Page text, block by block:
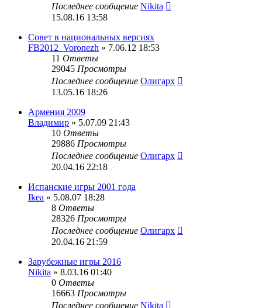
Последнее сообщение Nikita
15.08.16 13:58
Совет в национальных версиях
FB2012_Voronezh » 7.06.12 18:53
11 Ответы
29045 Просмотры
Последнее сообщение Олигарх
13.05.16 18:26
Армения 2009
Владимир » 5.07.09 21:43
10 Ответы
29886 Просмотры
Последнее сообщение Олигарх
20.04.16 22:18
Испанские игры 2001 года
Ikea » 5.08.07 18:28
8 Ответы
28326 Просмотры
Последнее сообщение Олигарх
20.04.16 21:59
Зарубежные игры 2016
Nikita » 8.03.16 01:40
0 Ответы
16663 Просмотры
Последнее сообщение Nikita